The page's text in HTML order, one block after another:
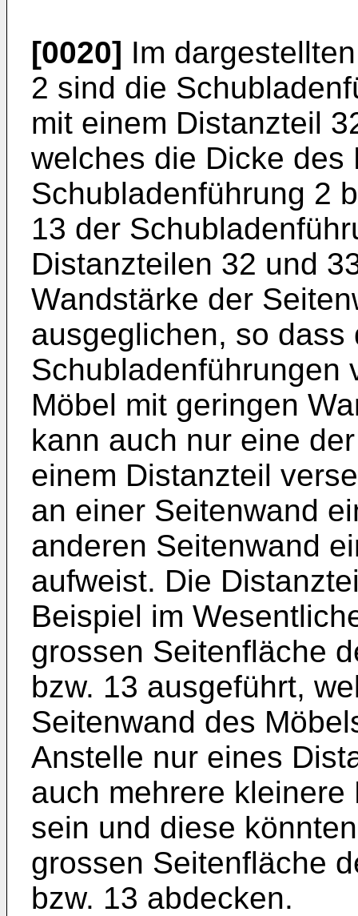
[0020] Im
2 sind die
mit einem Distanzteil
welches die Dicke des
Schubladenführung 2
13 der
Distanzteilen 32 und
Wandstärke der
ausgeglichen, so dass
Schubladenführungen
Möbel mit geringen
kann auch nur eine
einem Distanzteil
an einer Seitenwand
anderen Seitenwand
aufweist. Die
Beispiel im
grossen Seitenfläche
bzw. 13 ausgeführt,
Seitenwand des
Anstelle nur eines
auch mehrere
sein und diese
grossen Seitenfläche
bzw. 13 abdecken.